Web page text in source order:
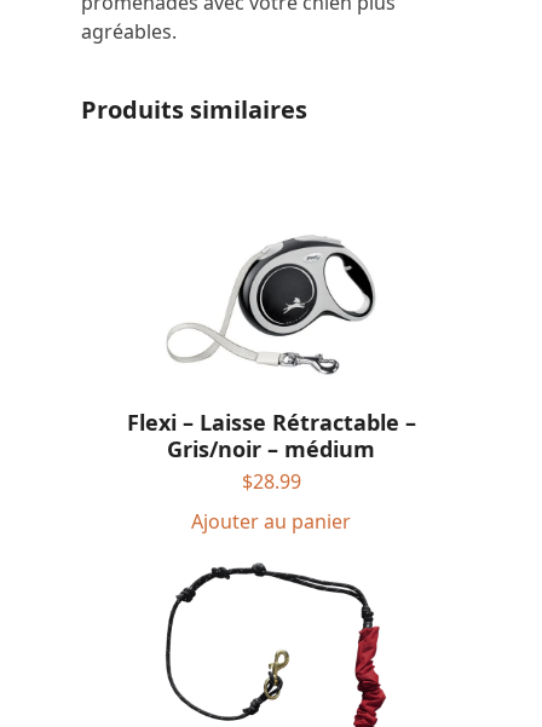
agréables.
Produits similaires
Flexi – Laisse Rétractable –
Gris/noir – médium
$28.99
Ajouter au panier